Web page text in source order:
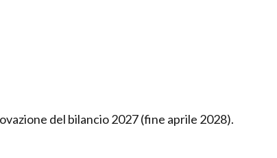
del bilancio 2027 (fine aprile 2028).